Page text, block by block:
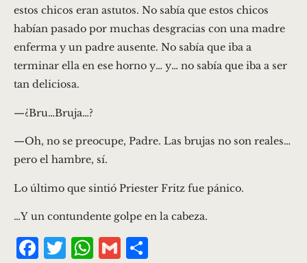
estos chicos eran astutos. No sabía que estos chicos
habían pasado por muchas desgracias con una madre
enferma y un padre ausente. No sabía que iba a
terminar ella en ese horno y… y… no sabía que iba a ser
tan deliciosa.
—¿Bru…Bruja…?
—Oh, no se preocupe, Padre. Las brujas no son reales…
pero el hambre, sí.
Lo último que sintió Priester Fritz fue pánico.
…Y un contundente golpe en la cabeza.
F
T W G